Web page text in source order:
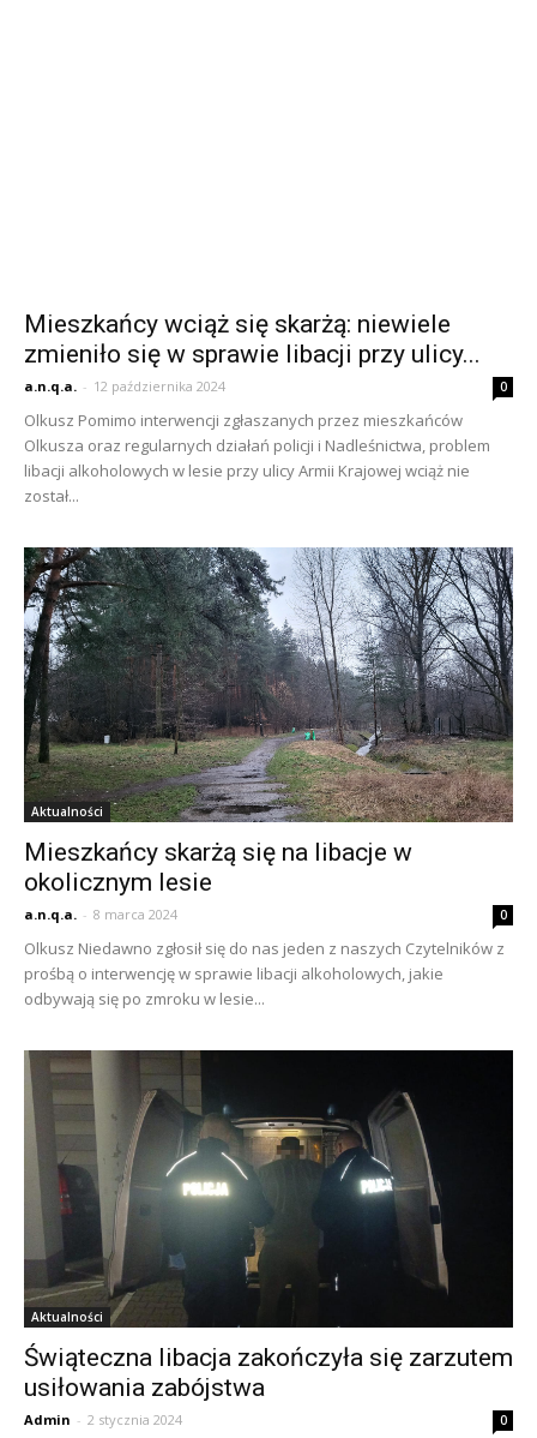
Mieszkańcy wciąż się skarżą: niewiele
zmieniło się w sprawie libacji przy ulicy...
a.n.q.a. - 12 października 2024 0
Olkusz Pomimo interwencji zgłaszanych przez mieszkańców
Olkusza oraz regularnych działań policji i Nadleśnictwa, problem
libacji alkoholowych w lesie przy ulicy Armii Krajowej wciąż nie
został...
Aktualności
Mieszkańcy skarżą się na libacje w
okolicznym lesie
a.n.q.a. - 8 marca 2024 0
Olkusz Niedawno zgłosił się do nas jeden z naszych Czytelników z
prośbą o interwencję w sprawie libacji alkoholowych, jakie
odbywają się po zmroku w lesie...
Aktualności
Świąteczna libacja zakończyła się zarzutem
usiłowania zabójstwa
Admin - 2 stycznia 2024 0